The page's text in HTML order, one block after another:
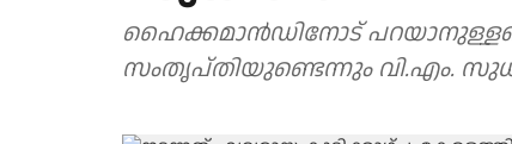
ഹൈക്കമാൻഡിനോട്
സംതൃപ്തിയുണ്ടെന്നും വി.എം.